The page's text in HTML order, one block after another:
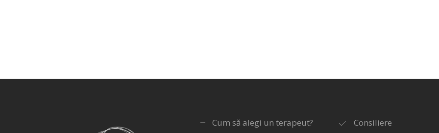
Cum să alegi un terapeut?
Consiliere